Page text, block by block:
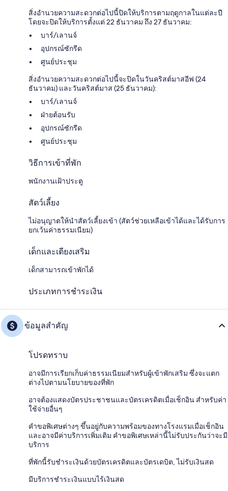
สิ่งอำนวยความสะดวกต่อไปนี้ปิดให้บริการตามฤดูกาลในแต่ละปี
โดยจะปิดให้บริการตั้งแต่ 22 ธันวาคม ถึง 27 ธันวาคม:
บาร์/เลานจ์
อุปกรณ์ซักรีด
ศูนย์ประชุม
สิ่งอำนวยความสะดวกต่อไปนี้จะปิดในวันคริสต์มาสอีฟ (24
ธันวาคม) และวันคริสต์มาส (25 ธันวาคม):
บาร์/เลานจ์
ฝ่ายต้อนรับ
อุปกรณ์ซักรีด
ศูนย์ประชุม
วิธีการเข้าที่พัก
พนักงานเฝ้าประตู
สัตว์เลี้ยง
ไม่อนุญาตให้นำสัตว์เลี้ยงเข้า (สัตว์ช่วยเหลือเข้าได้และได้รับการ
ยกเว้นค่าธรรมเนียม)
เด็กและเตียงเสริม
เด็กสามารถเข้าพักได้
ประเภทการชำระเงิน
ข้อมูลสำคัญ
โปรดทราบ
อาจมีการเรียกเก็บค่าธรรมเนียมสำหรับผู้เข้าพักเสริม ซึ่งจะแตก
ต่างไปตามนโยบายของที่พัก
อาจต้องแสดงบัตรประชาชนและบัตรเครดิตเมื่อเช็กอิน สำหรับค่า
ใช้จ่ายอื่นๆ
คำขอพิเศษต่างๆ ขึ้นอยู่กับความพร้อมของทางโรงแรมเมื่อเช็กอิน
และอาจมีค่าบริการเพิ่มเติม คำขอพิเศษเหล่านี้ไม่รับประกันว่าจะมี
บริการ
ที่พักนี้รับชำระเงินด้วยบัตรเครดิตและบัตรเดบิต, ไม่รับเงินสด
มีบริการชำระเงินแบบไร้เงินสด